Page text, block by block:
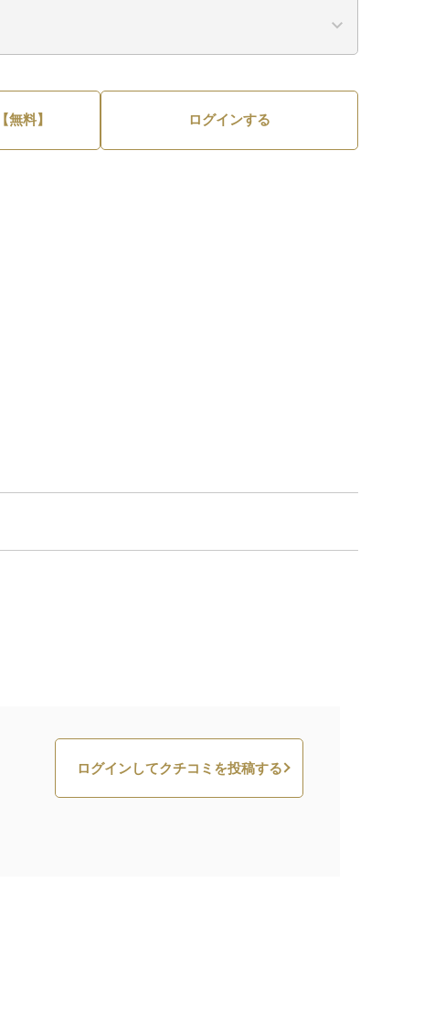
料】 ログインする
ログインしてクチコミを投稿する